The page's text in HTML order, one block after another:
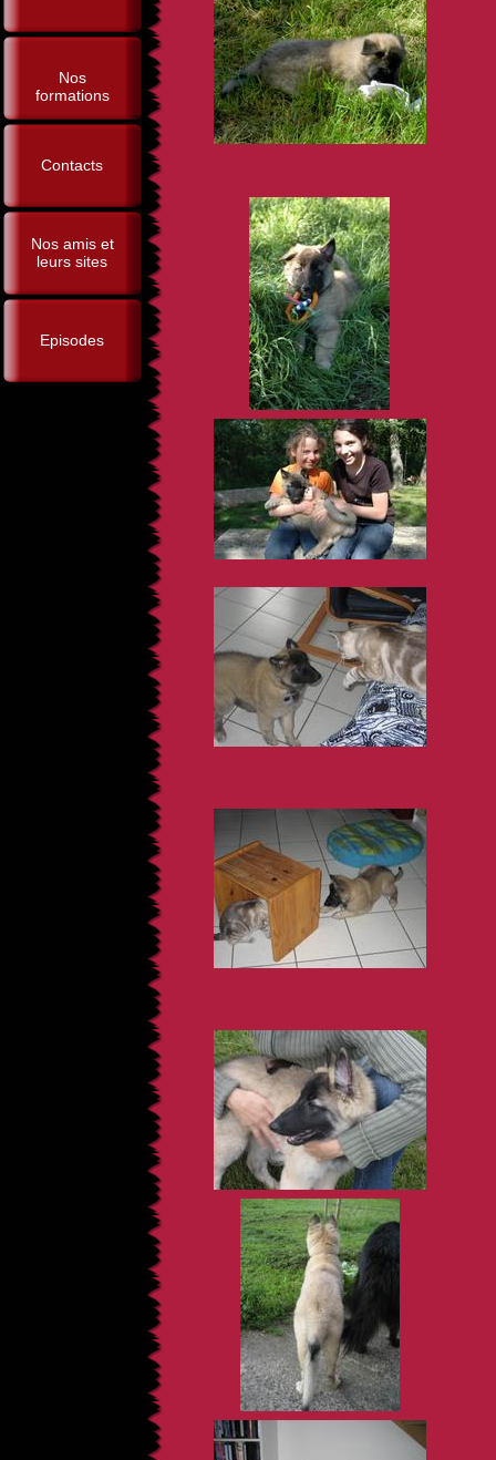
Nos
formations
Contacts
Nos amis et
leurs sites
Episodes